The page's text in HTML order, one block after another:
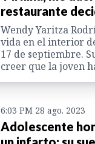
restaurante
Wendy Yaritza
vida en el interior
17 de septiembre.
creer que la joven
6:03 PM 28 ago. 2023
Adolescente